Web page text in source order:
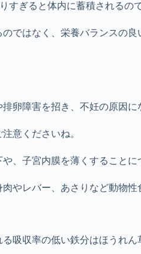
すぎると体内に蓄積されるの
ではなく、栄養バランスの良
卵障害を招き、不妊の原因に
意くださいね。
、子宮内膜を薄くすること
やレバー、あさりなど動物性
吸収率の低い鉄分はほうれん